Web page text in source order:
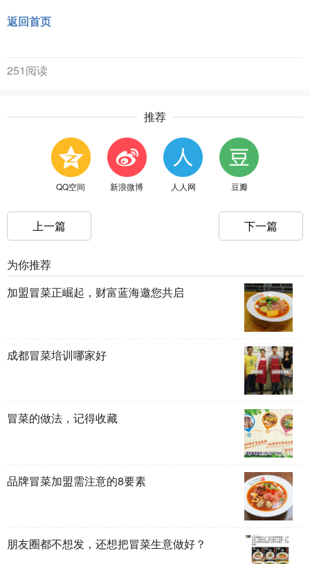
返回首页
251阅读
推荐
QQ空间 新浪微博 人人网 豆瓣
上一篇 下一篇
为你推荐
加盟冒菜正崛起，财富蓝海邀您共启
成都冒菜培训哪家好
冒菜的做法，记得收藏
品牌冒菜加盟需注意的8要素
朋友圈都不想发，还想把冒菜生意做好？